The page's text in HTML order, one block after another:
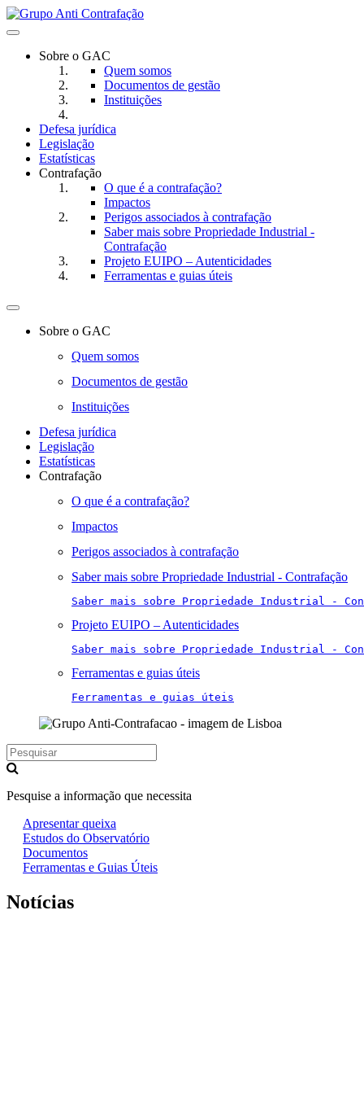
Toggle
navigationSobre o GAC
Quem somos
Documentos de gestão
Instituições
Defesa jurídica
Legislação
Estatísticas
Contrafação
O que é a contrafação?
Impactos
Perigos associados à contrafação
Saber mais sobre Propriedade Industrial -
Contrafação
Projeto EUIPO – Autenticidades
Ferramentas e guias úteis
Toggle
navigationSobre o GAC
Quem somos
Documentos de gestão
Instituições
Defesa jurídica
Legislação
Estatísticas
Contrafação
O que é a contrafação?
Impactos
Perigos associados à contrafação
Saber mais sobre Propriedade Industrial - Contrafação
Saber mais sobre Propriedade Industrial -
Projeto EUIPO – Autenticidades
Saber mais sobre Propriedade Industrial -
Ferramentas e guias úteis
Ferramentas e guias úteis
Pesquise a informação que necessita
Apresentar queixa
Estudos do Observatório
Documentos
Ferramentas e Guias Úteis
Notícias